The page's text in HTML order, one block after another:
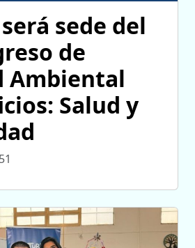
sede del
de
Ambiental
Salud y